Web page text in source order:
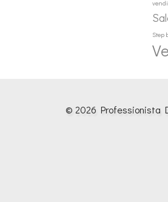
Step
© 2026 Professionista